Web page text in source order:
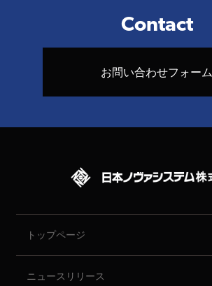
Contact
お問い合わせフォーム
トップページ
ニュースリリース